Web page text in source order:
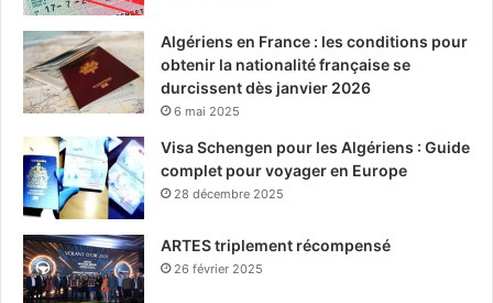
Algériens en France : les conditions pour
obtenir la nationalité française se
durcissent dès janvier 2026
6 mai 2025
Visa Schengen pour les Algériens : Guide
complet pour voyager en Europe
28 décembre 2025
ARTES triplement récompensé
26 février 2025